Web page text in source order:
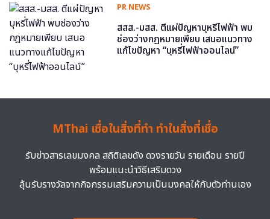
PR NEWS
สสส.-มสส. ตีแผ่ปัญหาบุหรี่ไฟฟ้า พบ
ช่องว่างกฎหมายเพียบ เสนอแนวทาง
แก้ไขปัญหา “บุหรี่ไฟฟ้าออนไลน์”
MThai เชื่อในสิ่งที่ทำ ทำในสิ่งที่เชื่อ
รับข่าวสารเลขมงคล สถิติเลขดัง ดวงรายวัน รายเดือน รายปี
พร้อมแนะนำวิธีเสริมดวง
ลุ้นรับรางวัลจากกิจกรรมเสริมความเป็นมงคลให้กับตัวท่านเอง